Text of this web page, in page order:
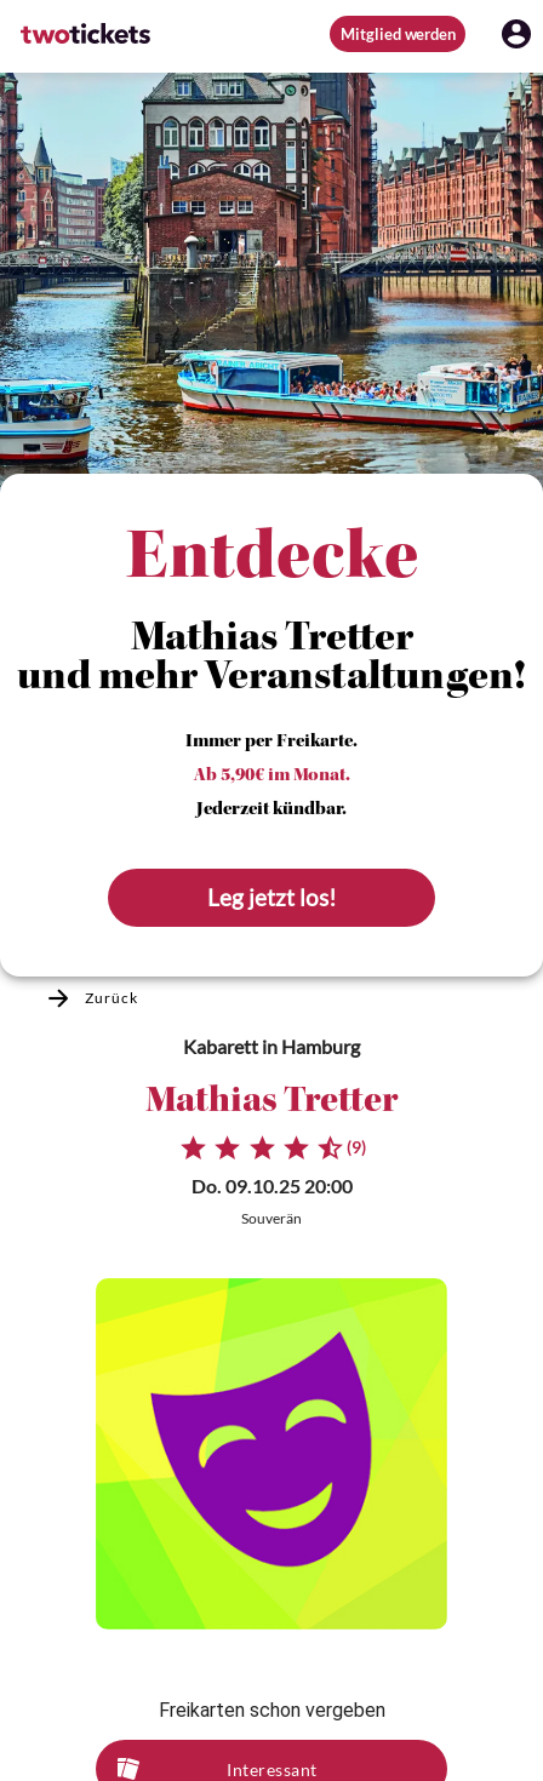
Mitglied werden
Entdecke
Mathias Tretter
und mehr Veranstaltungen!
Immer per Freikarte.
Ab 5,90€ im Monat.
Jederzeit kündbar.
Leg jetzt los!
Zurück
Kabarett in Hamburg
Mathias Tretter
(9)
Do. 09.10.25 20:00
Souverän
Freikarten schon vergeben
Interessant